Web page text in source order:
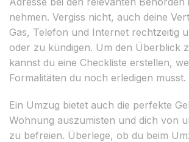
nehmen. Vergiss nicht, auch deine
Gas, Telefon und Internet rechtzeitig
oder zu kündigen. Um den Überblick
kannst du eine Checkliste erstellen,
Formalitäten du noch erledigen musst.
Ein Umzug bietet auch die perfekte
Wohnung auszumisten und dich von
zu befreien. Überlege, ob du beim